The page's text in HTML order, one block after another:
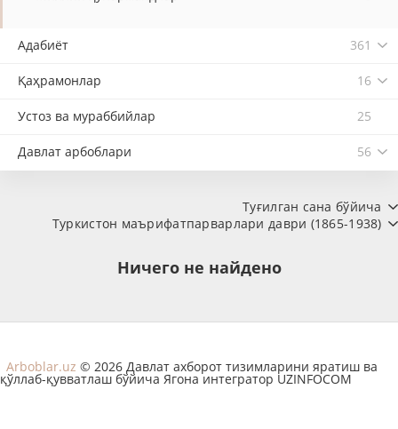
Адабиёт 361
Қаҳрамонлар 16
Устоз ва мураббийлар 25
Давлат арбоблари 56
Туғилган сана бўйича
Туркистон маърифатпарварлари даври (1865-1938)
Ничего не найдено
Arboblar.uz © 2026 Давлат ахборот тизимларини яратиш ва
қўллаб-қувватлаш бўйича Ягона интегратор UZINFOCOM